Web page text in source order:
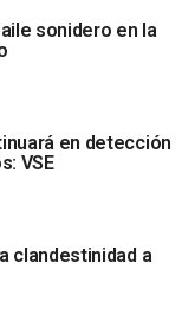
sonidero en la
en detección
VSE
clandestinidad a